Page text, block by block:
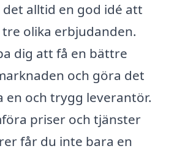
alltid en god idé att
olika erbjudanden.
dig att få en bättre
och göra det
en och trygg leverantör.
priser och tjänster
får du inte bara en